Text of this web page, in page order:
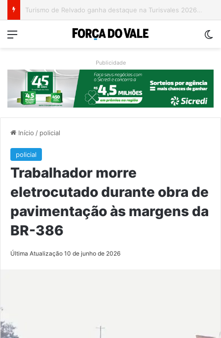
Menu
Publicidade
Início / policial
policial
Trabalhador morre
eletrocutado durante obra de
pavimentação às margens da
BR-386
Última Atualização 10 de junho de 2026